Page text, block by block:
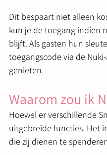
Dit bespaart niet alleen
kun je de toegang indien
blijft. Als gasten hun
toegangscode via de
genieten.
Waarom zou ik
Hoewel er verschillende
uitgebreide functies. Het
die zij dienen te